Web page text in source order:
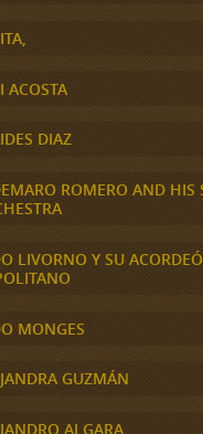
ACOSTA
DIAZ
ROMERO AND HIS
LIVORNO Y SU
MONGES
GUZMÁN
ALGARA